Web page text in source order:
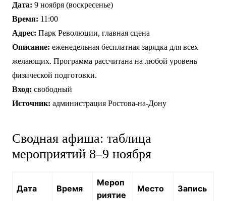
Дата: 9 ноября (воскресенье)
Время: 11:00
Адрес: Парк Революции, главная сцена
Описание: еженедельная бесплатная зарядка для всех
желающих. Программа рассчитана на любой уровень
физической подготовки.
Вход: свободный
Источник: администрация Ростова-на-Дону
Сводная афиша: таблица
мероприятий 8–9 ноября
Дата Время
Мероп
риятие
Место Запись